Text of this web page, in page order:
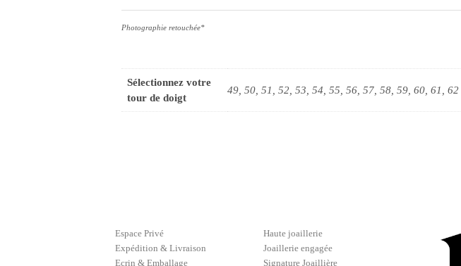
Photographie retouchée*
Sélectionnez votre
tour de doigt
49, 50, 51, 52, 53, 54, 55, 56, 57, 58, 59, 60, 61, 62
Espace Privé
Expédition & Livraison
Ecrin & Emballage
Haute joaillerie
Joaillerie engagée
Signature Joaillière